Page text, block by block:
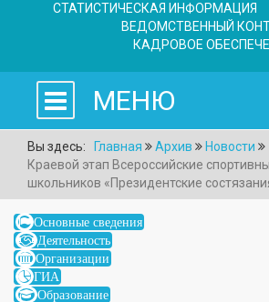
СТАТИСТИЧЕСКАЯ ИНФОРМАЦИЯ
ВЕДОМСТВЕННЫЙ
КАДРОВОЕ
МЕНЮ
Вы здесь: Главная Архив
Новости
Краевой этап Всероссийские
школьников «Президентские
Основные сведения
Деятельность
Организации
ГИА
Образование